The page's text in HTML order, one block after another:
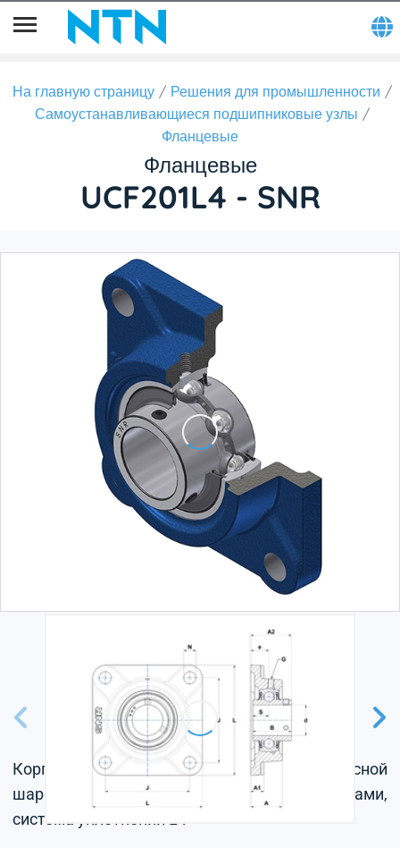
На главную страницу
Решения для промышленности
Самоустанавливающиеся подшипниковые узлы
Фланцевые
Фланцевые
UCF201L4 - SNR
Корпус из серого чугуна, радиальный корпусной
шарикоподшипник с установочными винтами,
система уплотнений L4